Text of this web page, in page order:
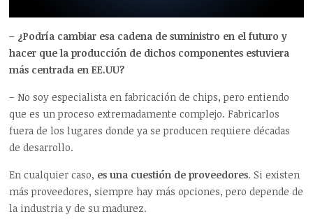
– ¿Podría cambiar esa cadena de suministro en el futuro y
hacer que la producción de dichos componentes estuviera
más centrada en EE.UU?
– No soy especialista en fabricación de chips, pero entiendo
que es un proceso extremadamente complejo. Fabricarlos
fuera de los lugares donde ya se producen requiere décadas
de desarrollo.
En cualquier caso, es una cuestión de proveedores. Si existen
más proveedores, siempre hay más opciones, pero depende de
la industria y de su madurez.